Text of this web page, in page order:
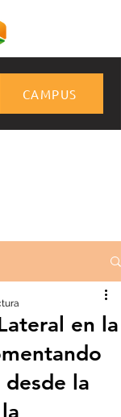
CAMPUS
en la
desde la